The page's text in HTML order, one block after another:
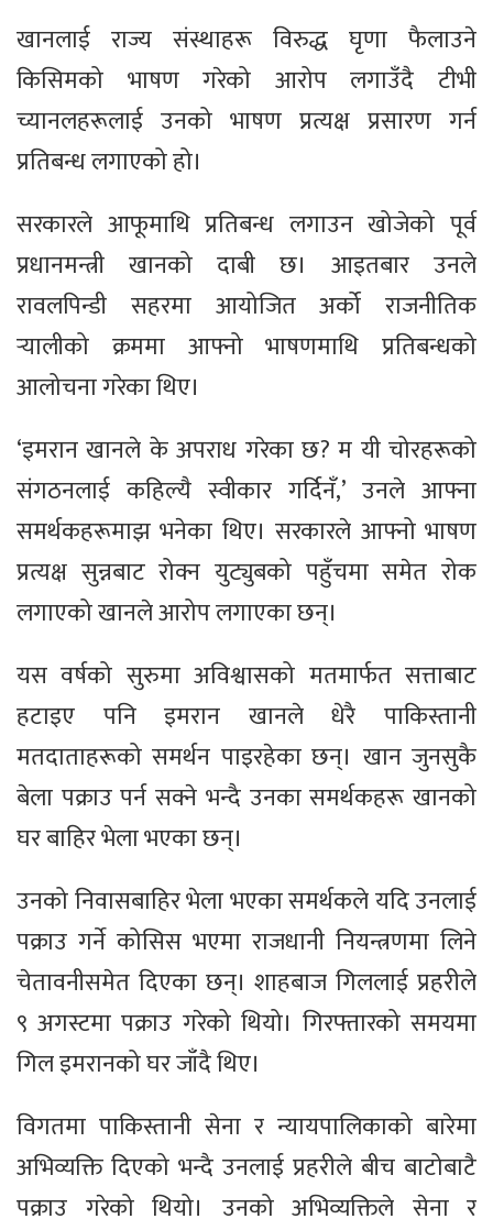
खानलाई राज्य संस्थाहरू विरुद्ध घृणा फैलाउने
किसिमको भाषण गरेको आरोप लगाउँदै टीभी
च्यानलहरूलाई उनको भाषण प्रत्यक्ष प्रसारण गर्न
प्रतिबन्ध लगाएको हो।
सरकारले आफूमाथि प्रतिबन्ध लगाउन खोजेको पूर्व
प्रधानमन्त्री खानको दाबी छ। आइतबार उनले
रावलपिन्डी सहरमा आयोजित अर्को राजनीतिक
र्‍यालीको क्रममा आफ्नो भाषणमाथि प्रतिबन्धको
आलोचना गरेका थिए।
‘इमरान खानले के अपराध गरेका छ? म यी चोरहरूको
संगठनलाई कहिल्यै स्वीकार गर्दिनँ,’ उनले आफ्ना
समर्थकहरूमाझ भनेका थिए। सरकारले आफ्नो भाषण
प्रत्यक्ष सुन्नबाट रोक्न युट्युबको पहुँचमा समेत रोक
लगाएको खानले आरोप लगाएका छन्।
यस वर्षको सुरुमा अविश्वासको मतमार्फत सत्ताबाट
हटाइए पनि इमरान खानले धेरै पाकिस्तानी
मतदाताहरूको समर्थन पाइरहेका छन्। खान जुनसुकै
बेला पक्राउ पर्न सक्ने भन्दै उनका समर्थकहरू खानको
घर बाहिर भेला भएका छन्।
उनको निवासबाहिर भेला भएका समर्थकले यदि उनलाई
पक्राउ गर्ने कोसिस भएमा राजधानी नियन्त्रणमा लिने
चेतावनीसमेत दिएका छन्। शाहबाज गिललाई प्रहरीले
९ अगस्टमा पक्राउ गरेको थियो। गिरफ्तारको समयमा
गिल इमरानको घर जाँदै थिए।
विगतमा पाकिस्तानी सेना र न्यायपालिकाको बारेमा
अभिव्यक्ति दिएको भन्दै उनलाई प्रहरीले बीच बाटोबाटै
पक्राउ गरेको थियो। उनको अभिव्यक्तिले सेना र